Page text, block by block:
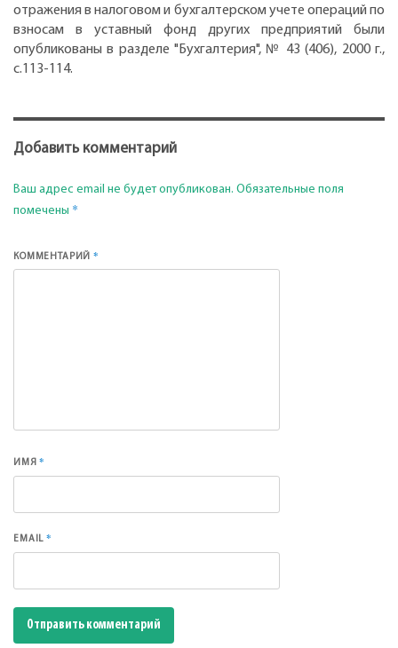
отражения в налоговом и бухгалтерском учете операций по
взносам в уставный фонд других предприятий были
опубликованы в разделе "Бухгалтерия", № 43 (406), 2000 г.,
с.113-114.
Добавить комментарий
Ваш адрес email не будет опубликован. Обязательные поля
помечены *
КОММЕНТАРИЙ*
ИМЯ*
EMAIL*